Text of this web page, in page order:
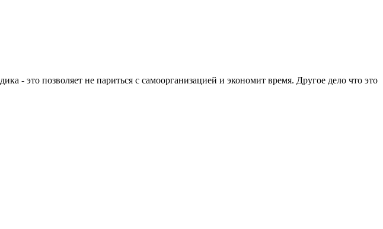
- это позволяет не париться с самоорганизацией и экономит время. Другое дело что это